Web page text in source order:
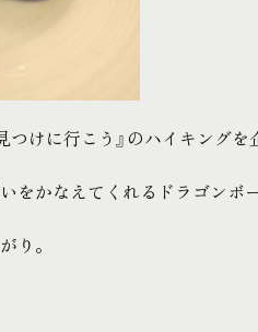
つけに行こう』のハイキングを
をかなえてくれるドラゴンボ
り。